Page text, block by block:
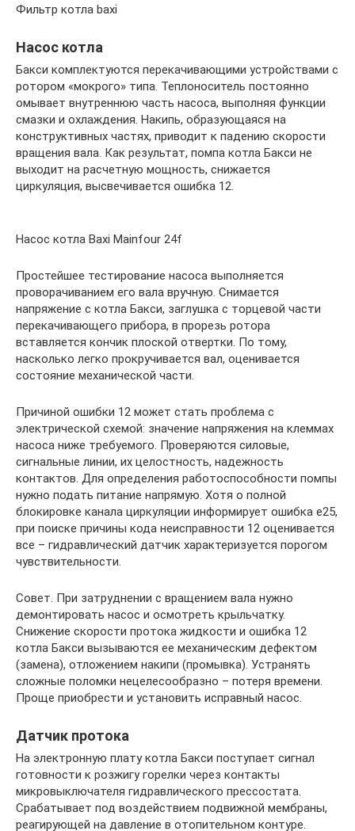
Фильтр котла baxi
Насос котла
Бакси комплектуются перекачивающими устройствами с
ротором «мокрого» типа. Теплоноситель постоянно
омывает внутреннюю часть насоса, выполняя функции
смазки и охлаждения. Накипь, образующаяся на
конструктивных частях, приводит к падению скорости
вращения вала. Как результат, помпа котла Бакси не
выходит на расчетную мощность, снижается
циркуляция, высвечивается ошибка 12.
Насос котла Baxi Mainfour 24f
Простейшее тестирование насоса выполняется
проворачиванием его вала вручную. Снимается
напряжение с котла Бакси, заглушка с торцевой части
перекачивающего прибора, в прорезь ротора
вставляется кончик плоской отвертки. По тому,
насколько легко прокручивается вал, оценивается
состояние механической части.
Причиной ошибки 12 может стать проблема с
электрической схемой: значение напряжения на клеммах
насоса ниже требуемого. Проверяются силовые,
сигнальные линии, их целостность, надежность
контактов. Для определения работоспособности помпы
нужно подать питание напрямую. Хотя о полной
блокировке канала циркуляции информирует ошибка е25,
при поиске причины кода неисправности 12 оценивается
все – гидравлический датчик характеризуется порогом
чувствительности.
Совет. При затруднении с вращением вала нужно
демонтировать насос и осмотреть крыльчатку.
Снижение скорости протока жидкости и ошибка 12
котла Бакси вызываются ее механическим дефектом
(замена), отложением накипи (промывка). Устранять
сложные поломки нецелесообразно – потеря времени.
Проще приобрести и установить исправный насос.
Датчик протока
На электронную плату котла Бакси поступает сигнал
готовности к розжигу горелки через контакты
микровыключателя гидравлического прессостата.
Срабатывает под воздействием подвижной мембраны,
реагирующей на давление в отопительном контуре.